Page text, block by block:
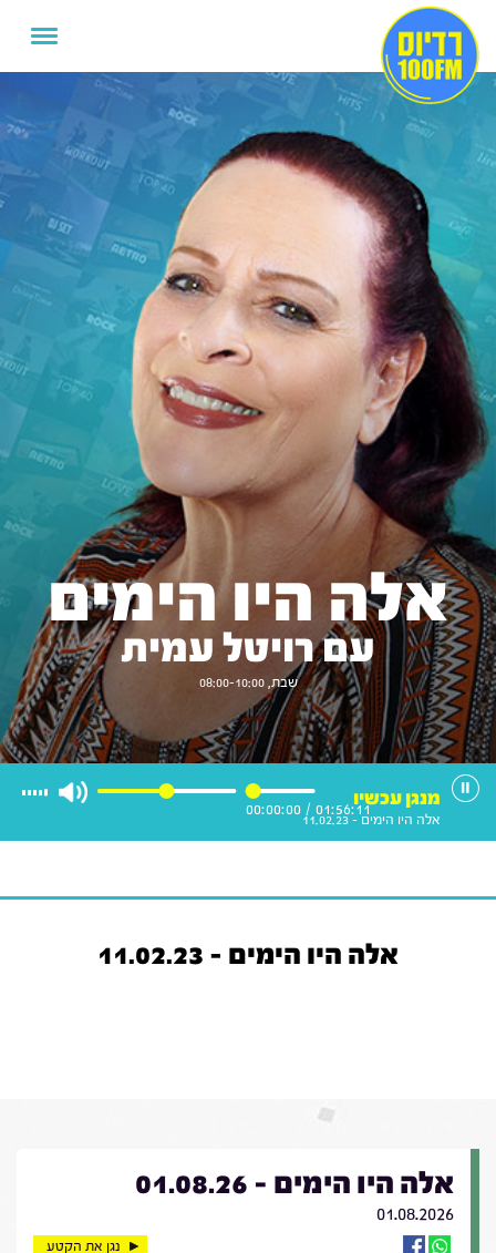
אלה היו הימים
עם רויטל עמית
שבת, 08:00-10:00
01:56:11
/
00:00:00
מנגן עכשיו
אלה היו הימים - 11.02.23
אלה היו הימים - 11.02.23
אלה היו הימים - 01.08.26
01.08.2026
נגן את הקטע